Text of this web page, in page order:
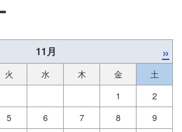
11月 »
火 水 木 金
土
1
2
5 6 7 8
9